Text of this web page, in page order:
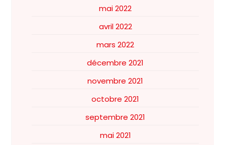
mai 2022
avril 2022
mars 2022
décembre 2021
novembre 2021
octobre 2021
septembre 2021
mai 2021